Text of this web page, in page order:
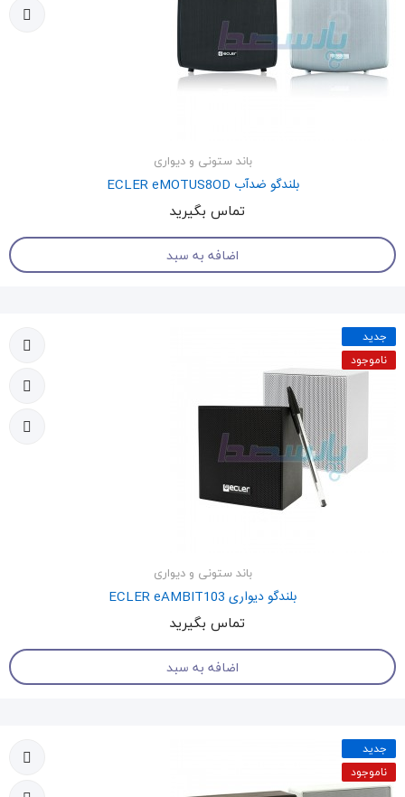
باند ستونی و دیواری
بلندگو ضدآب ECLER eMOTUS8OD
تماس بگیرید
اضافه به سبد
جدید
ناموجود
باند ستونی و دیواری
بلندگو دیواری ECLER eAMBIT103
تماس بگیرید
اضافه به سبد
جدید
ناموجود